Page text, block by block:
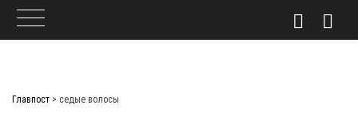
Главпост > седые волосы